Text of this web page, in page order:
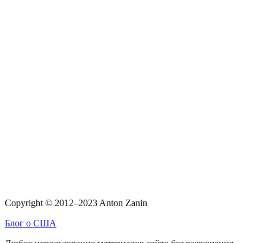
Copyright © 2012–2023 Anton Zanin
Блог о США